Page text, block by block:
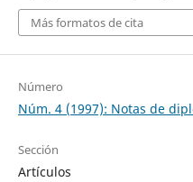
Más formatos de cita
Número
Núm. 4 (1997): Notas de
Sección
Artículos